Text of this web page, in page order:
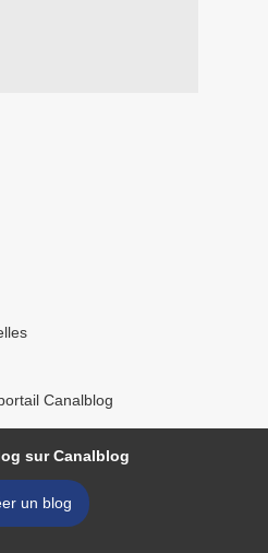
Canalblog
sur Canalblog
un blog